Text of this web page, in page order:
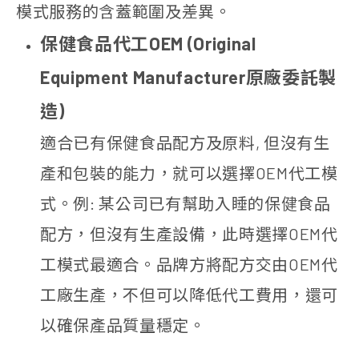
模式服務的含蓋範圍及差異。
保健食品代工OEM (Original
Equipment Manufacturer原廠委託製
造)
適合已有保健食品配方及原料, 但沒有生
產和包裝的能力，就可以選擇OEM代工模
式。例: 某公司已有幫助入睡的保健食品
配方，但沒有生產設備，此時選擇OEM代
工模式最適合。品牌方將配方交由OEM代
工廠生產，不但可以降低代工費用，還可
以確保產品質量穩定。